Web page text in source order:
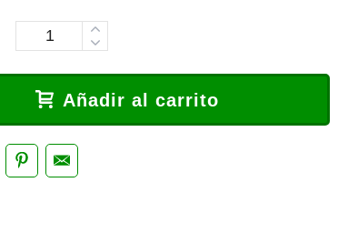
Añadir al carrito